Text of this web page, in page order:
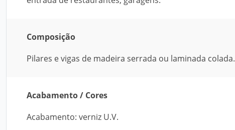
Composição
Pilares e vigas de madeira serrada ou laminada colada.
Acabamento / Cores
Acabamento: verniz U.V.